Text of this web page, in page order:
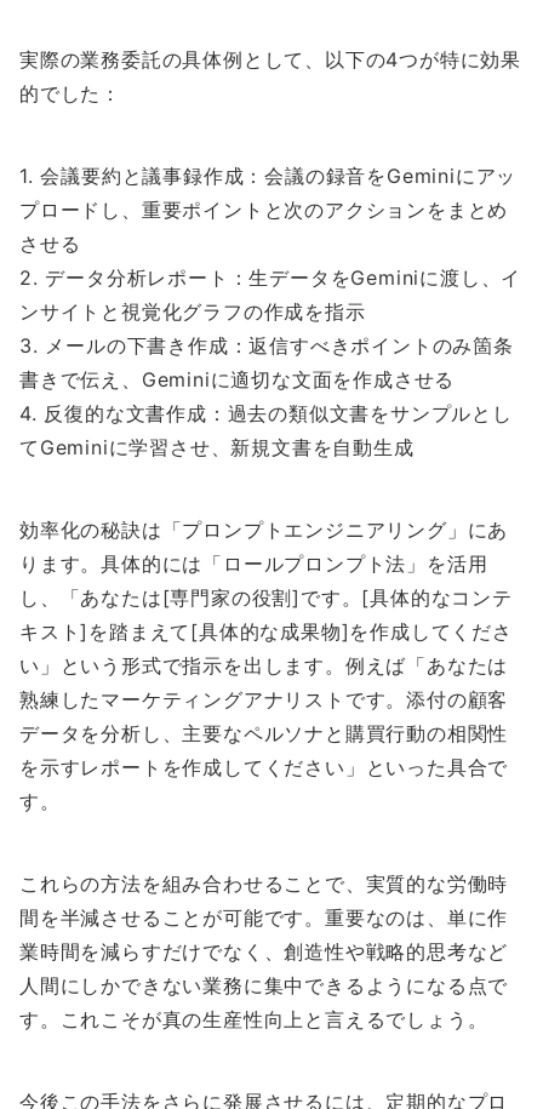
実際の業務委託の具体例として、以下の4つが特に効果
的でした：
1. 会議要約と議事録作成：会議の録音をGeminiにアッ
プロードし、重要ポイントと次のアクションをまとめ
させる
2. データ分析レポート：生データをGeminiに渡し、イ
ンサイトと視覚化グラフの作成を指示
3. メールの下書き作成：返信すべきポイントのみ箇条
書きで伝え、Geminiに適切な文面を作成させる
4. 反復的な文書作成：過去の類似文書をサンプルとし
てGeminiに学習させ、新規文書を自動生成
効率化の秘訣は「プロンプトエンジニアリング」にあ
ります。具体的には「ロールプロンプト法」を活用
し、「あなたは[専門家の役割]です。[具体的なコンテ
キスト]を踏まえて[具体的な成果物]を作成してくださ
い」という形式で指示を出します。例えば「あなたは
熟練したマーケティングアナリストです。添付の顧客
データを分析し、主要なペルソナと購買行動の相関性
を示すレポートを作成してください」といった具合で
す。
これらの方法を組み合わせることで、実質的な労働時
間を半減させることが可能です。重要なのは、単に作
業時間を減らすだけでなく、創造性や戦略的思考など
人間にしかできない業務に集中できるようになる点で
す。これこそが真の生産性向上と言えるでしょう。
今後この手法をさらに発展させるには、定期的なプロ